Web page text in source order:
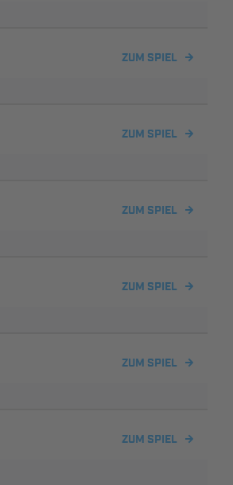
ZUM SPIEL
ZUM SPIEL
ZUM SPIEL
ZUM SPIEL
ZUM SPIEL
ZUM SPIEL